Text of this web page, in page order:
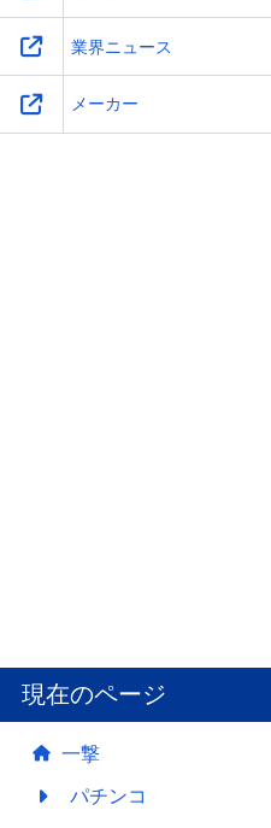
業界ニュース
メーカー
現在のページ
一撃
パチンコ